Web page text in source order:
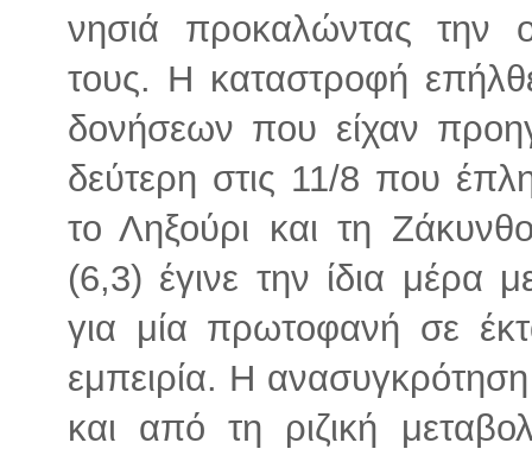
νησιά προκαλώντας την
τους. Η καταστροφή
δονήσεων που είχαν
δεύτερη στις 11/8 που
το Ληξούρι και τη
(6,3) έγινε την ίδια μέρα
για μία πρωτοφανή σε
εμπειρία. Η
και από τη ριζική